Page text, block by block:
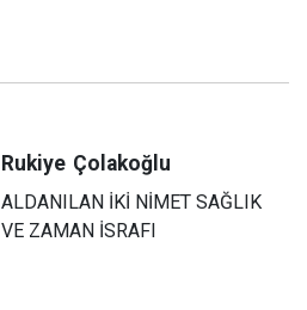
Rukiye Çolakoğlu
ALDANILAN İKİ NİMET SAĞLIK
VE ZAMAN İSRAFI